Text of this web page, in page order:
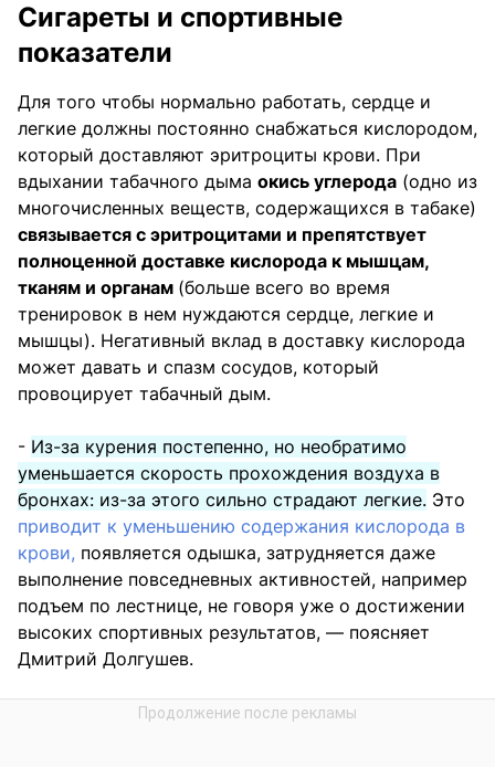
Сигареты и спортивные
показатели
Для того чтобы нормально работать, сердце и
легкие должны постоянно снабжаться кислородом,
который доставляют эритроциты крови. При
вдыхании табачного дыма окись углерода (одно из
многочисленных веществ, содержащихся в табаке)
связывается с эритроцитами и препятствует
полноценной доставке кислорода к мышцам,
тканям и органам (больше всего во время
тренировок в нем нуждаются сердце, легкие и
мышцы). Негативный вклад в доставку кислорода
может давать и спазм сосудов, который
провоцирует табачный дым.
- Из-за курения постепенно, но необратимо
уменьшается скорость прохождения воздуха в
бронхах: из-за этого сильно страдают легкие. Это
приводит к уменьшению содержания кислорода в
крови, появляется одышка, затрудняется даже
выполнение повседневных активностей, например
подъем по лестнице, не говоря уже о достижении
высоких спортивных результатов, — поясняет
Дмитрий Долгушев.